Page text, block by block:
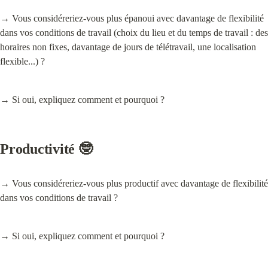
→ Vous considéreriez-vous plus épanoui avec davantage de flexibilité
dans vos conditions de travail (choix du lieu et du temps de travail : des
horaires non fixes, davantage de jours de télétravail, une localisation
flexible...) ?
→ Si oui, expliquez comment et pourquoi ?
Productivité 🤓
→ Vous considéreriez-vous plus productif avec davantage de flexibilité
dans vos conditions de travail ?
→ Si oui, expliquez comment et pourquoi ?